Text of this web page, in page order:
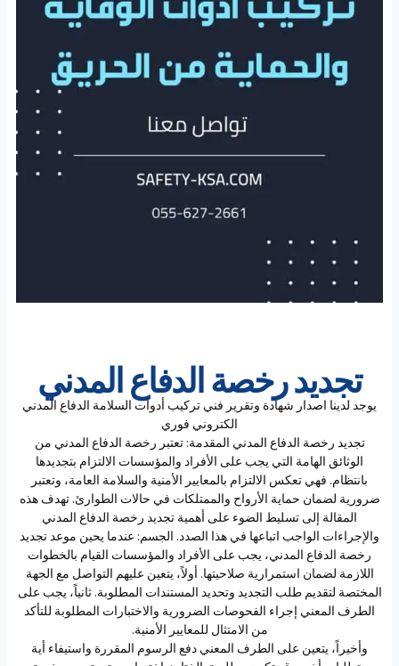
تجديد رخصة الدفاع المدني
يوجد لدينا اصدار شهادة وتقرير فني تركيب أدوات السلامة الدفاع المدني
الكتروني فوري
تجديد رخصة الدفاع المدني المقدمة: تعتبر رخصة الدفاع المدني من
الوثائق الهامة التي يجب على الأفراد والمؤسسات الالتزام بتجديدها
بانتظام. فهي تعكس الالتزام بالمعايير الأمنية والسلامة العامة، وتعتبر
ضرورية لضمان حماية الأرواح والممتلكات في حالات الطوارئ. تهدف هذه
المقالة إلى تسليط الضوء على أهمية تجديد رخصة الدفاع المدني
والإجراءات الواجب اتباعها في هذا الصدد. الجسم: عندما يحين موعد تجديد
رخصة الدفاع المدني، يجب على الأفراد والمؤسسات القيام بالخطوات
اللازمة لضمان استمرارية صلاحيتها. أولاً، يتعين عليهم التواصل مع الجهة
المختصة لتقديم طلب التجديد وتحديد المستندات المطلوبة. ثانياً، يجب على
الطرف المعني إجراء الفحوصات الضرورية والاختبارات المطلوبة للتأكد
من الامتثال للمعايير الأمنية.
وأخيراً، يتعين على الطرف المعني دفع الرسوم المقررة واستيفاء أية